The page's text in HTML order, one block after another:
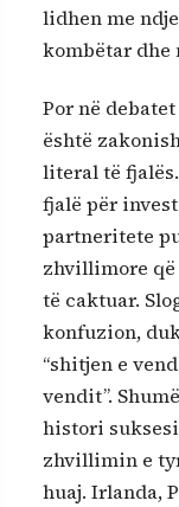
lidhen me
kombëtar
Por në
është
literal të
fjalë për
partneritete
zhvillimore
të caktuar.
konfuzion,
“shitjen e
vendit”.
histori
zhvillimin e
huaj. Irlanda,